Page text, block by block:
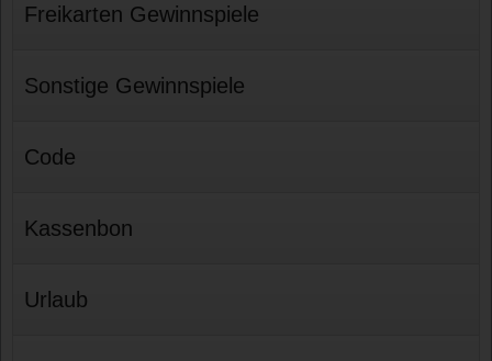
Freikarten Gewinnspiele
Sonstige Gewinnspiele
Code
Kassenbon
Urlaub